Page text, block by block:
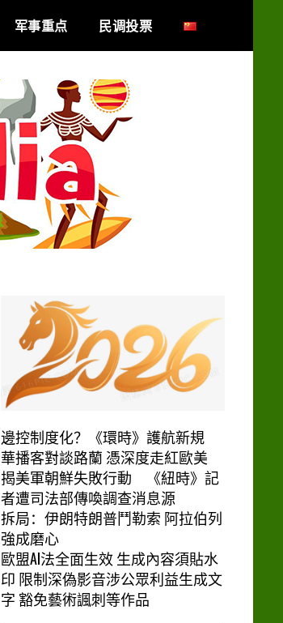
军事重点 民调投票
邊控制度化？《環時》護航新規
華播客對談路蘭 憑深度走紅歐美
揭美軍朝鮮失敗行動 《紐時》記
者遭司法部傳喚調查消息源
拆局：伊朗特朗普鬥勒索 阿拉伯列
強成磨心
歐盟AI法全面生效 生成內容須貼水
印 限制深偽影音涉公眾利益生成文
字 豁免藝術諷刺等作品